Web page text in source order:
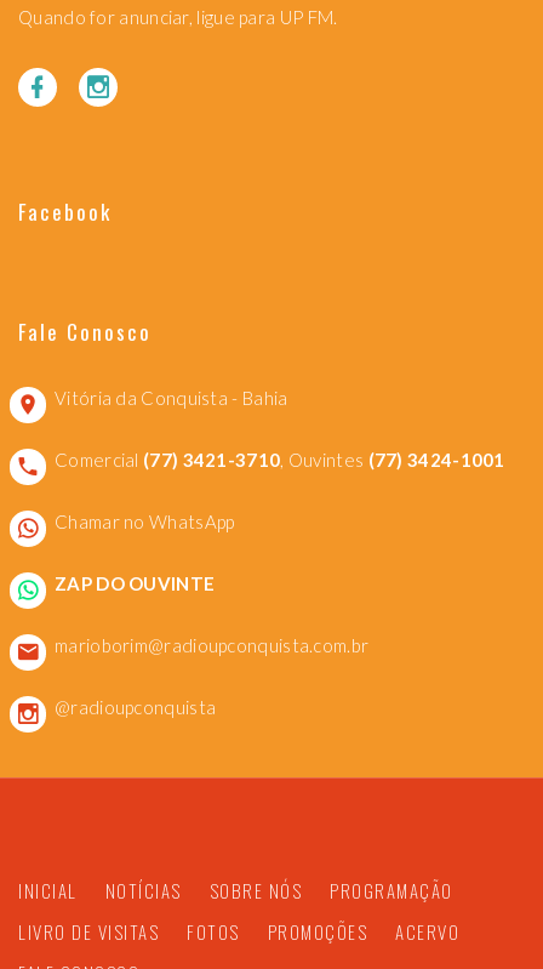
Quando for anunciar, ligue para UP FM.
Facebook
Fale Conosco
Vitória da Conquista - Bahia
Comercial (77) 3421-3710, Ouvintes (77) 3424-1001
Chamar no WhatsApp
ZAP DO OUVINTE
marioborim@radioupconquista.com.br
@radioupconquista
INICIAL NOTÍCIAS SOBRE NÓS
PROGRAMAÇÃO
LIVRO DE VISITAS
FOTOS PROMOÇÕES
ACERVO